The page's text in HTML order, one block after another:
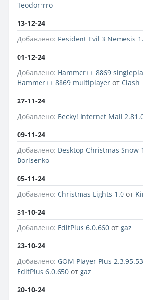
Teodorrrro
13-12-24
Добавлено: Resident Evil 3 Nemesis
01-12-24
Добавлено: Hammer++ 8869
Hammer++ 8869 multiplayer от Clash
27-11-24
Добавлено: Becky! Internet Mail
09-11-24
Добавлено: Desktop Christmas Snow
Borisenko
05-11-24
Добавлено: Christmas Lights 1.0 от
31-10-24
Добавлено: EditPlus 6.0.660 от gaz
23-10-24
Добавлено: GOM Player Plus
EditPlus 6.0.650 от gaz
20-10-24